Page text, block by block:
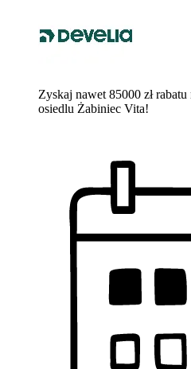
Zyskaj nawet 85000 zł
osiedlu Żabiniec Vita!